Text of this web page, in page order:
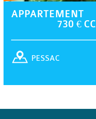
APPARTEMENT
730 € CC
PESSAC